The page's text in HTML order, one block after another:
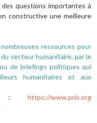
questions importantes à
constructive une meilleure
ressources pour
secteur humanitaire, par le
de briefings politiques qui
humanitaires et aux
: https://www.prio.org